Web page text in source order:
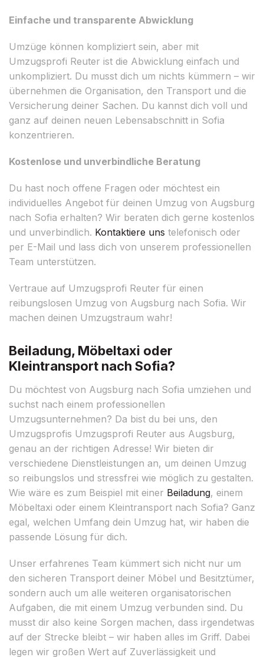
Einfache und transparente Abwicklung
Umzüge können kompliziert sein, aber mit
Umzugsprofi Reuter ist die Abwicklung einfach und
unkompliziert. Du musst dich um nichts kümmern – wir
übernehmen die Organisation, den Transport und die
Versicherung deiner Sachen. Du kannst dich voll und
ganz auf deinen neuen Lebensabschnitt in Sofia
konzentrieren.
Kostenlose und unverbindliche Beratung
Du hast noch offene Fragen oder möchtest ein
individuelles Angebot für deinen Umzug von Augsburg
nach Sofia erhalten? Wir beraten dich gerne kostenlos
und unverbindlich. Kontaktiere uns telefonisch oder
per E-Mail und lass dich von unserem professionellen
Team unterstützen.
Vertraue auf Umzugsprofi Reuter für einen
reibungslosen Umzug von Augsburg nach Sofia. Wir
machen deinen Umzugstraum wahr!
Beiladung, Möbeltaxi oder
Kleintransport nach Sofia?
Du möchtest von Augsburg nach Sofia umziehen und
suchst nach einem professionellen
Umzugsunternehmen? Da bist du bei uns, den
Umzugsprofis Umzugsprofi Reuter aus Augsburg,
genau an der richtigen Adresse! Wir bieten dir
verschiedene Dienstleistungen an, um deinen Umzug
so reibungslos und stressfrei wie möglich zu gestalten.
Wie wäre es zum Beispiel mit einer Beiladung, einem
Möbeltaxi oder einem Kleintransport nach Sofia? Ganz
egal, welchen Umfang dein Umzug hat, wir haben die
passende Lösung für dich.
Unser erfahrenes Team kümmert sich nicht nur um
den sicheren Transport deiner Möbel und Besitztümer,
sondern auch um alle weiteren organisatorischen
Aufgaben, die mit einem Umzug verbunden sind. Du
musst dir also keine Sorgen machen, dass irgendetwas
auf der Strecke bleibt – wir haben alles im Griff. Dabei
legen wir großen Wert auf Zuverlässigkeit und